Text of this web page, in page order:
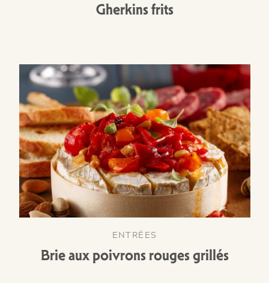
Gherkins frits
ENTRÉES
Brie aux poivrons rouges grillés